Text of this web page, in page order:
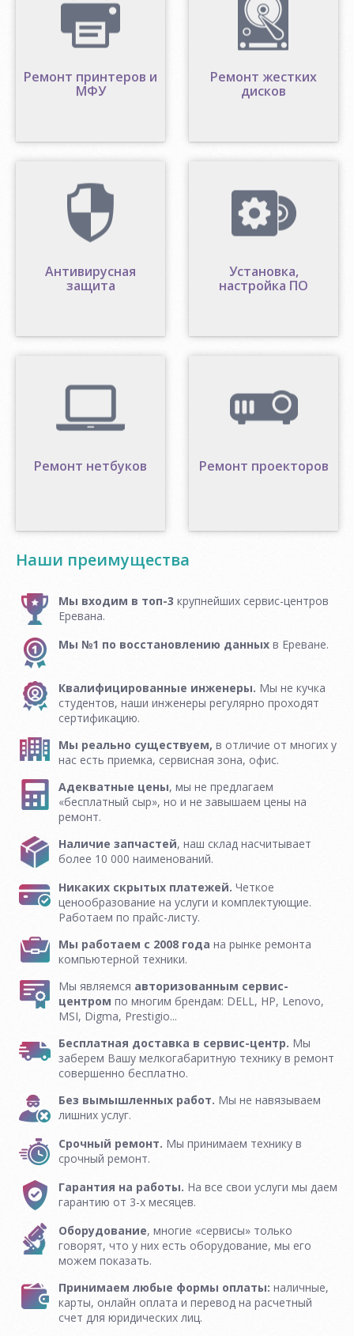
Ремонт принтеров и
МФУ
Ремонт жестких
дисков
Антивирусная
защита
Установка,
настройка ПО
Ремонт нетбуков Ремонт проекторов
Наши преимущества
Мы входим в топ-3 крупнейших сервис-центров
Еревана.
Мы №1 по восстановлению данных в Ереване.
Квалифицированные инженеры. Мы не кучка
студентов, наши инженеры регулярно проходят
сертификацию.
Мы реально существуем, в отличие от многих у
нас есть приемка, сервисная зона, офис.
Адекватные цены, мы не предлагаем
«бесплатный сыр», но и не завышаем цены на
ремонт.
Наличие запчастей, наш склад насчитывает
более 10 000 наименований.
Никаких скрытых платежей. Четкое
ценообразование на услуги и комплектующие.
Работаем по прайс-листу.
Мы работаем с 2008 года на рынке ремонта
компьютерной техники.
Мы являемся авторизованным сервис-
центром по многим брендам: DELL, HP, Lenovo,
MSI, Digma, Prestigio...
Бесплатная доставка в сервис-центр. Мы
заберем Вашу мелкогабаритную технику в ремонт
совершенно бесплатно.
Без вымышленных работ. Мы не навязываем
лишних услуг.
Срочный ремонт. Мы принимаем технику в
срочный ремонт.
Гарантия на работы. На все свои услуги мы даем
гарантию от 3-х месяцев.
Оборудование, многие «сервисы» только
говорят, что у них есть оборудование, мы его
можем показать.
Принимаем любые формы оплаты: наличные,
карты, онлайн оплата и перевод на расчетный
счет для юридических лиц.